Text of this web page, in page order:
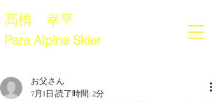
髙橋 幸平
Para Alpine Skier
お父さん
7月1日 読了時間: 2分